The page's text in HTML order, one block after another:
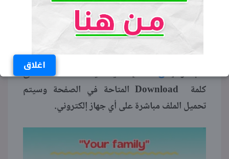
اغلاق
للصف الثالث الابتدائي الترم
الأول 2026 pdf
يمكن تحميل براجرافات إنجليزي للصف الثالث
الابتدائي الترم الأول 2026
pdf من خلال الرابط
المباشر [من هنا]، حيث يمكنك الضغط على
كلمة Download المتاحة في الصفحة وسيتم
تحميل الملف مباشرة على أي جهاز إلكتروني.